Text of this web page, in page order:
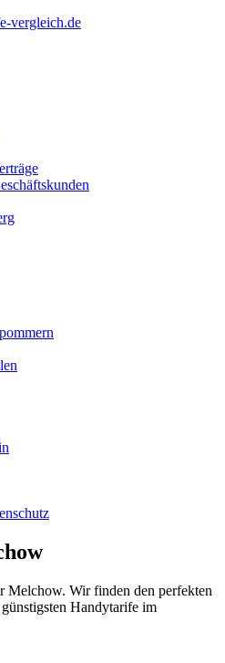
vergleich.de
Melchow. Wir finden den perfekten
Handytarife im